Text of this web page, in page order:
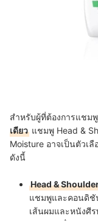
สำหรับผู้ที่ต้องการแชม
เดียว แชมพู Head &
Moisture อาจเป็นตัวเ
ดังนี้
Head &
แชมพูและคอนดิชั
เส้นผมและหนังศีร